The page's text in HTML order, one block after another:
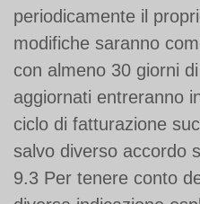
periodicamente il
modifiche saranno
con almeno 30 giorni
aggiornati entreranno
ciclo di fatturazione
salvo diverso accordo
9.3 Per tenere conto